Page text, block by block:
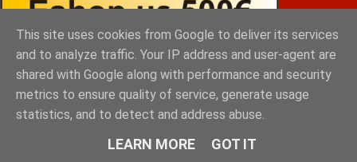
This site uses cookies from Google to deliver its services
and to analyze traffic. Your IP address and user-agent are
shared with Google along with performance and security
metrics to ensure quality of service, generate usage
statistics, and to detect and address abuse.
LEARN MORE GOT IT